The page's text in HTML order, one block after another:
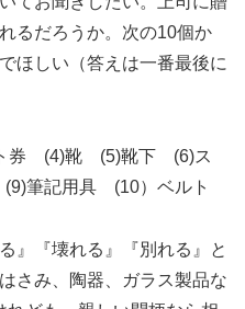
るだろうか。次の10個か
ほしい（答えは一番最後に
券 (4)靴 (5)靴下 (6)ス
筆記用具 (10）ベルト
』『壊れる』『別れる』と
さみ、陶器、ガラス製品な